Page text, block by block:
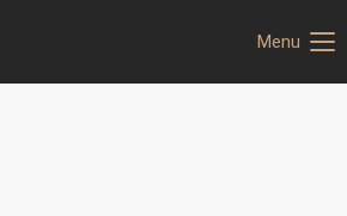
Menu